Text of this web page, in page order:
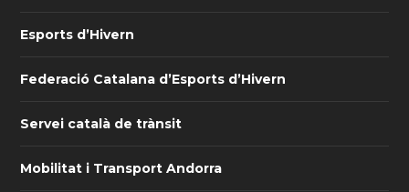
Esports d’Hivern
Federació Catalana d’Esports d’Hivern
Servei català de trànsit
Mobilitat i Transport Andorra